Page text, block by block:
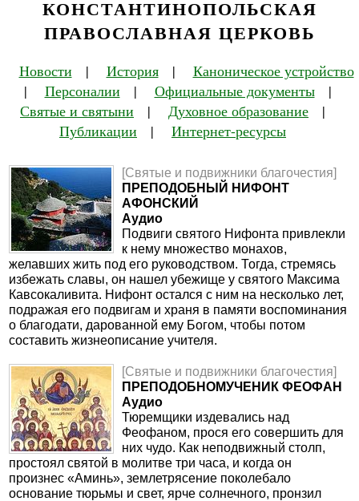
КОНСТАНТИНОПОЛЬСКАЯ
ПРАВОСЛАВНАЯ ЦЕРКОВЬ
Новости | История| Каноническое устройство
| Персоналии | Официальные документы|
Святые и святыни | Духовное образование |
Публикации | Интернет-ресурсы
[Святые и подвижники благочестия]
ПРЕПОДОБНЫЙ НИФОНТ
АФОНСКИЙ
Аудио
Подвиги святого Нифонта привлекли
к нему множество монахов,
желавших жить под его руководством. Тогда, стремясь
избежать славы, он нашел убежище у святого Максима
Кавсокаливита. Нифонт остался с ним на несколько лет,
подражая его подвигам и храня в памяти воспоминания
о благодати, дарованной ему Богом, чтобы потом
составить жизнеописание учителя.
[Святые и подвижники благочестия]
ПРЕПОДОБНОМУЧЕНИК ФЕОФАН
Аудио
Тюремщики издевались над
Феофаном, прося его совершить для
них чудо. Как неподвижный столп,
простоял святой в молитве три часа, и когда он
произнес «Аминь», землетрясение поколебало
основание тюрьмы и свет, ярче солнечного, пронзил